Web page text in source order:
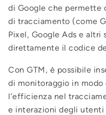
di Google che permette
di tracciamento (come
Pixel, Google Ads e
direttamente il codice
Con GTM, è possibile
di monitoraggio in
l’efficienza nel
e interazioni degli utenti